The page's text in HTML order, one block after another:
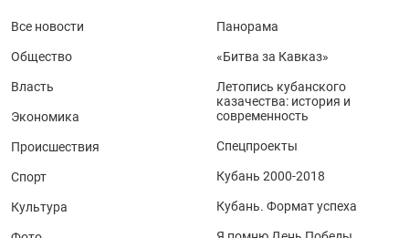
Все новости
Общество
Власть
Экономика
Происшествия
Спорт
Культура
Панорама
«Битва за Кавказ»
Летопись кубанского
казачества: история и
современность
Спецпроекты
Кубань 2000-2018
Кубань. Формат успеха